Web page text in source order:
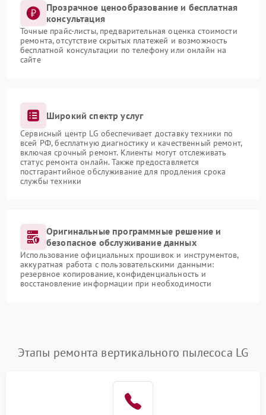
Прозрачное ценообразование и бесплатная
консультация
Точные прайс-листы, предварительная оценка стоимости
ремонта, отсутствие скрытых платежей и возможность
бесплатной консультации по телефону или онлайн на
сайте
Широкий спектр услуг
Сервисный центр LG обеспечивает доставку техники по
всей РФ, бесплатную диагностику и качественный ремонт,
включая срочный ремонт. Клиенты могут отслеживать
статус ремонта онлайн. Также предоставляется
постгарантийное обслуживание для продления срока
службы техники
Оригинальные программные решение и
безопасное обслуживание данных
Использование официальных прошивок и инструментов,
аккуратная работа с пользовательскими данными:
резервное копирование, конфиденциальность и
восстановление информации при необходимости
Этапы ремонта вертикального пылесоса LG